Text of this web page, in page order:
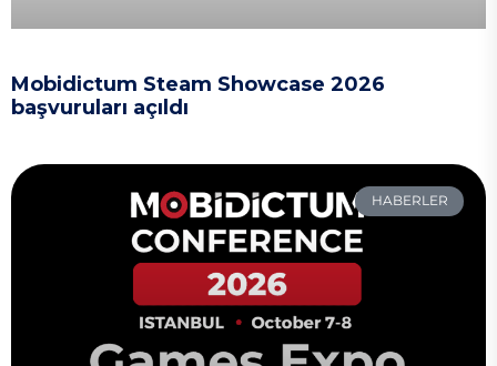
Mobidictum Steam Showcase 2026
başvuruları açıldı
HABERLER